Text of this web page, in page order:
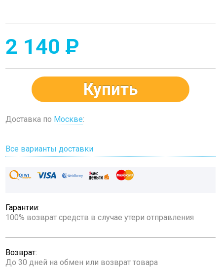
2 140 P
Купить
Доставка по Москве:
Все варианты доставки
Гарантии:
100% возврат средств в случае утери отправления
Возврат:
До 30 дней на обмен или возврат товара